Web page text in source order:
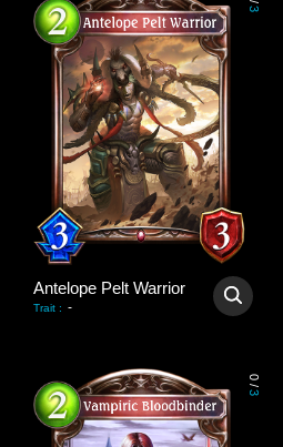
3
Antelope Pelt Warrior
Trait : -
0
/
3